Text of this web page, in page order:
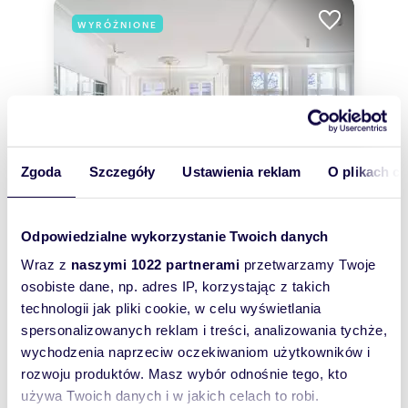
Zgoda Szczegóły Ustawienia reklam O plikach
Odpowiedzialne wykorzystanie Twoich danych
Wraz z naszymi 1022 partnerami przetwarzamy Twoje
osobiste dane, np. adres IP, korzystając z takich
technologii jak pliki cookie, w celu wyświetlania
spersonalizowanych reklam i treści, analizowania tychże,
wychodzenia naprzeciw oczekiwaniom użytkowników i
rozwoju produktów. Masz wybór odnośnie tego, kto
używa Twoich danych i w jakich celach to robi.
WYRÓŻNIONE
105m
Polecam przestronny apartament 3 pok. w
przedwojennej kamienicy
12 500 zł + czynsz: 1 500 zł
mieszkanie Gdańsk, Śródmieście,
Łagiewniki